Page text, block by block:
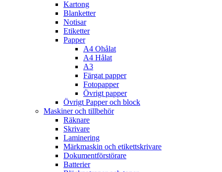
Kartong
Blanketter
Notisar
Etiketter
Papper
A4 Ohålat
A4 Hålat
A3
Färgat papper
Fotopapper
Övrigt papper
Övrigt Papper och block
Maskiner och tillbehör
Räknare
Skrivare
Laminering
Märkmaskin och etikettskrivare
Dokumentförstörare
Batterier